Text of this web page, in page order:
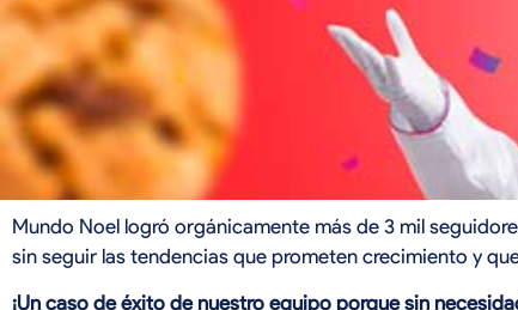
Mundo Noel logró orgánicamente más de 3 mil
sin seguir las tendencias que prometen crecimiento y
¡Un caso de éxito de nuestro equipo porque sin